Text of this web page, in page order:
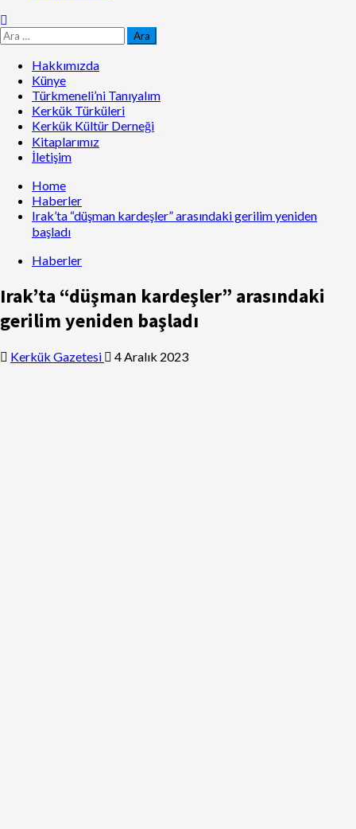
Hakkımızda
Künye
Türkmeneli’ni Tanıyalım
Kerkük Türküleri
Kerkük Kültür Derneği
Kitaplarımız
İletişim
Home
Haberler
Irak’ta “düşman kardeşler” arasındaki gerilim yeniden
başladı
Haberler
Irak’ta “düşman kardeşler” arasındaki
gerilim yeniden başladı
Kerkük Gazetesi 4 Aralık 2023